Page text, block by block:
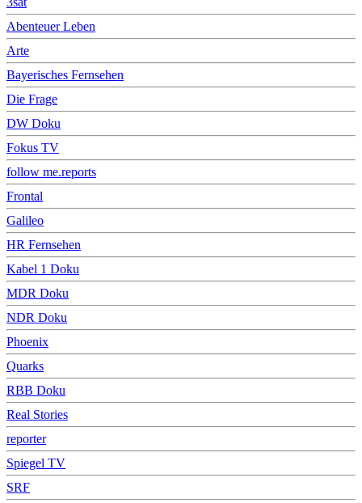
Abenteuer Leben
Arte
Bayerisches Fernsehen
Die Frage
DW Doku
Fokus TV
follow me.reports
Frontal
Galileo
HR Fernsehen
Kabel 1 Doku
MDR Doku
NDR Doku
Phoenix
Quarks
RBB Doku
Real Stories
reporter
Spiegel TV
SRF